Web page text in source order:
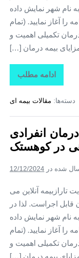
نام شهر نمایش داده
را آغاز نمایید. (تمام
تکمیلی اهمیت و
بیمه درمان […]
ادامه مطلب
تاراز
بیمه
بیمه
درمان
+
بیمه
درمان
تکمیلی
در
دسته‌ها: مقالات بیمه ای
انفرادی
در کوهستک
شده در 12/12/2024
تارازبیمه آنلاین می
قابل اجراست. لذا در
نام شهر نمایش داده
را آغاز نمایید. (تمام
تکمیلی اهمیت و
بیمه درمان […]